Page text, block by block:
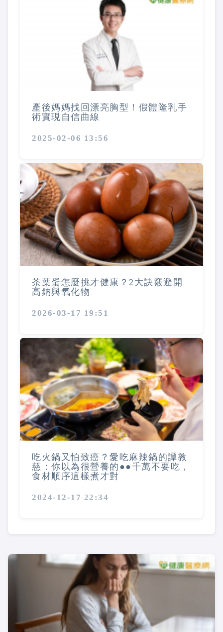
產後媽媽找回漂亮胸型！假體隆乳手
術實現自信曲線
2025-02-06 13:56
茶葉蛋怎麼挑才健康？2大訣竅避開
高鈉與氧化物
2026-03-17 19:51
吃火鍋又怕致癌？愛吃麻辣鍋的譚敦
慈：你以為很營養的●●千萬不要吃，
食材順序這樣煮才對
2024-12-17 22:34